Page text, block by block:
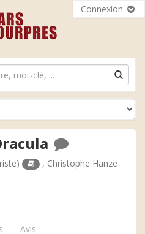
Connexion
, Christophe Hanze
Avis